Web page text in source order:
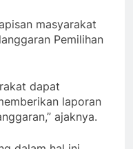
masyarakat
Pemilihan
dapat
laporan
ajaknya.